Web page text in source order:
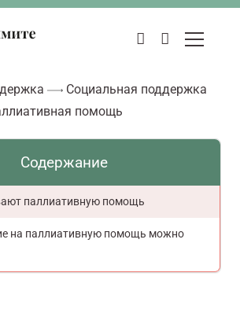
Социальная поддержка
помощь
Содержание
паллиативную помощь
на паллиативную помощь можно